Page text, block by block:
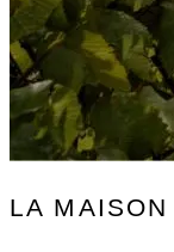
LA MAISON